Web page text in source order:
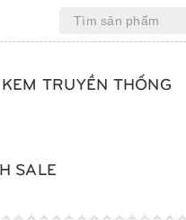
TRUYỀN THỐNG
SALE